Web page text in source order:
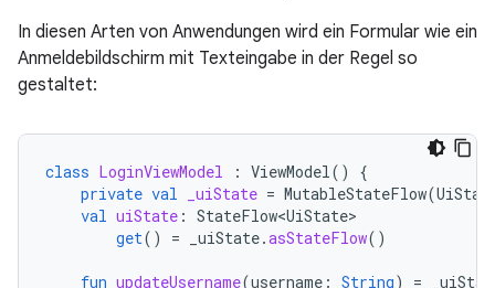
In diesen Arten von Anwendungen wird ein Formular wie ein
Anmeldebildschirm mit Texteingabe in der Regel so
gestaltet:
class LoginViewModel : ViewModel()
{
private val _uiState = MutableStateFlow(
val uiState : StateFlow<UiState>
get() = _uiState.asStateFlow()
fun updateUsername(username : String) =